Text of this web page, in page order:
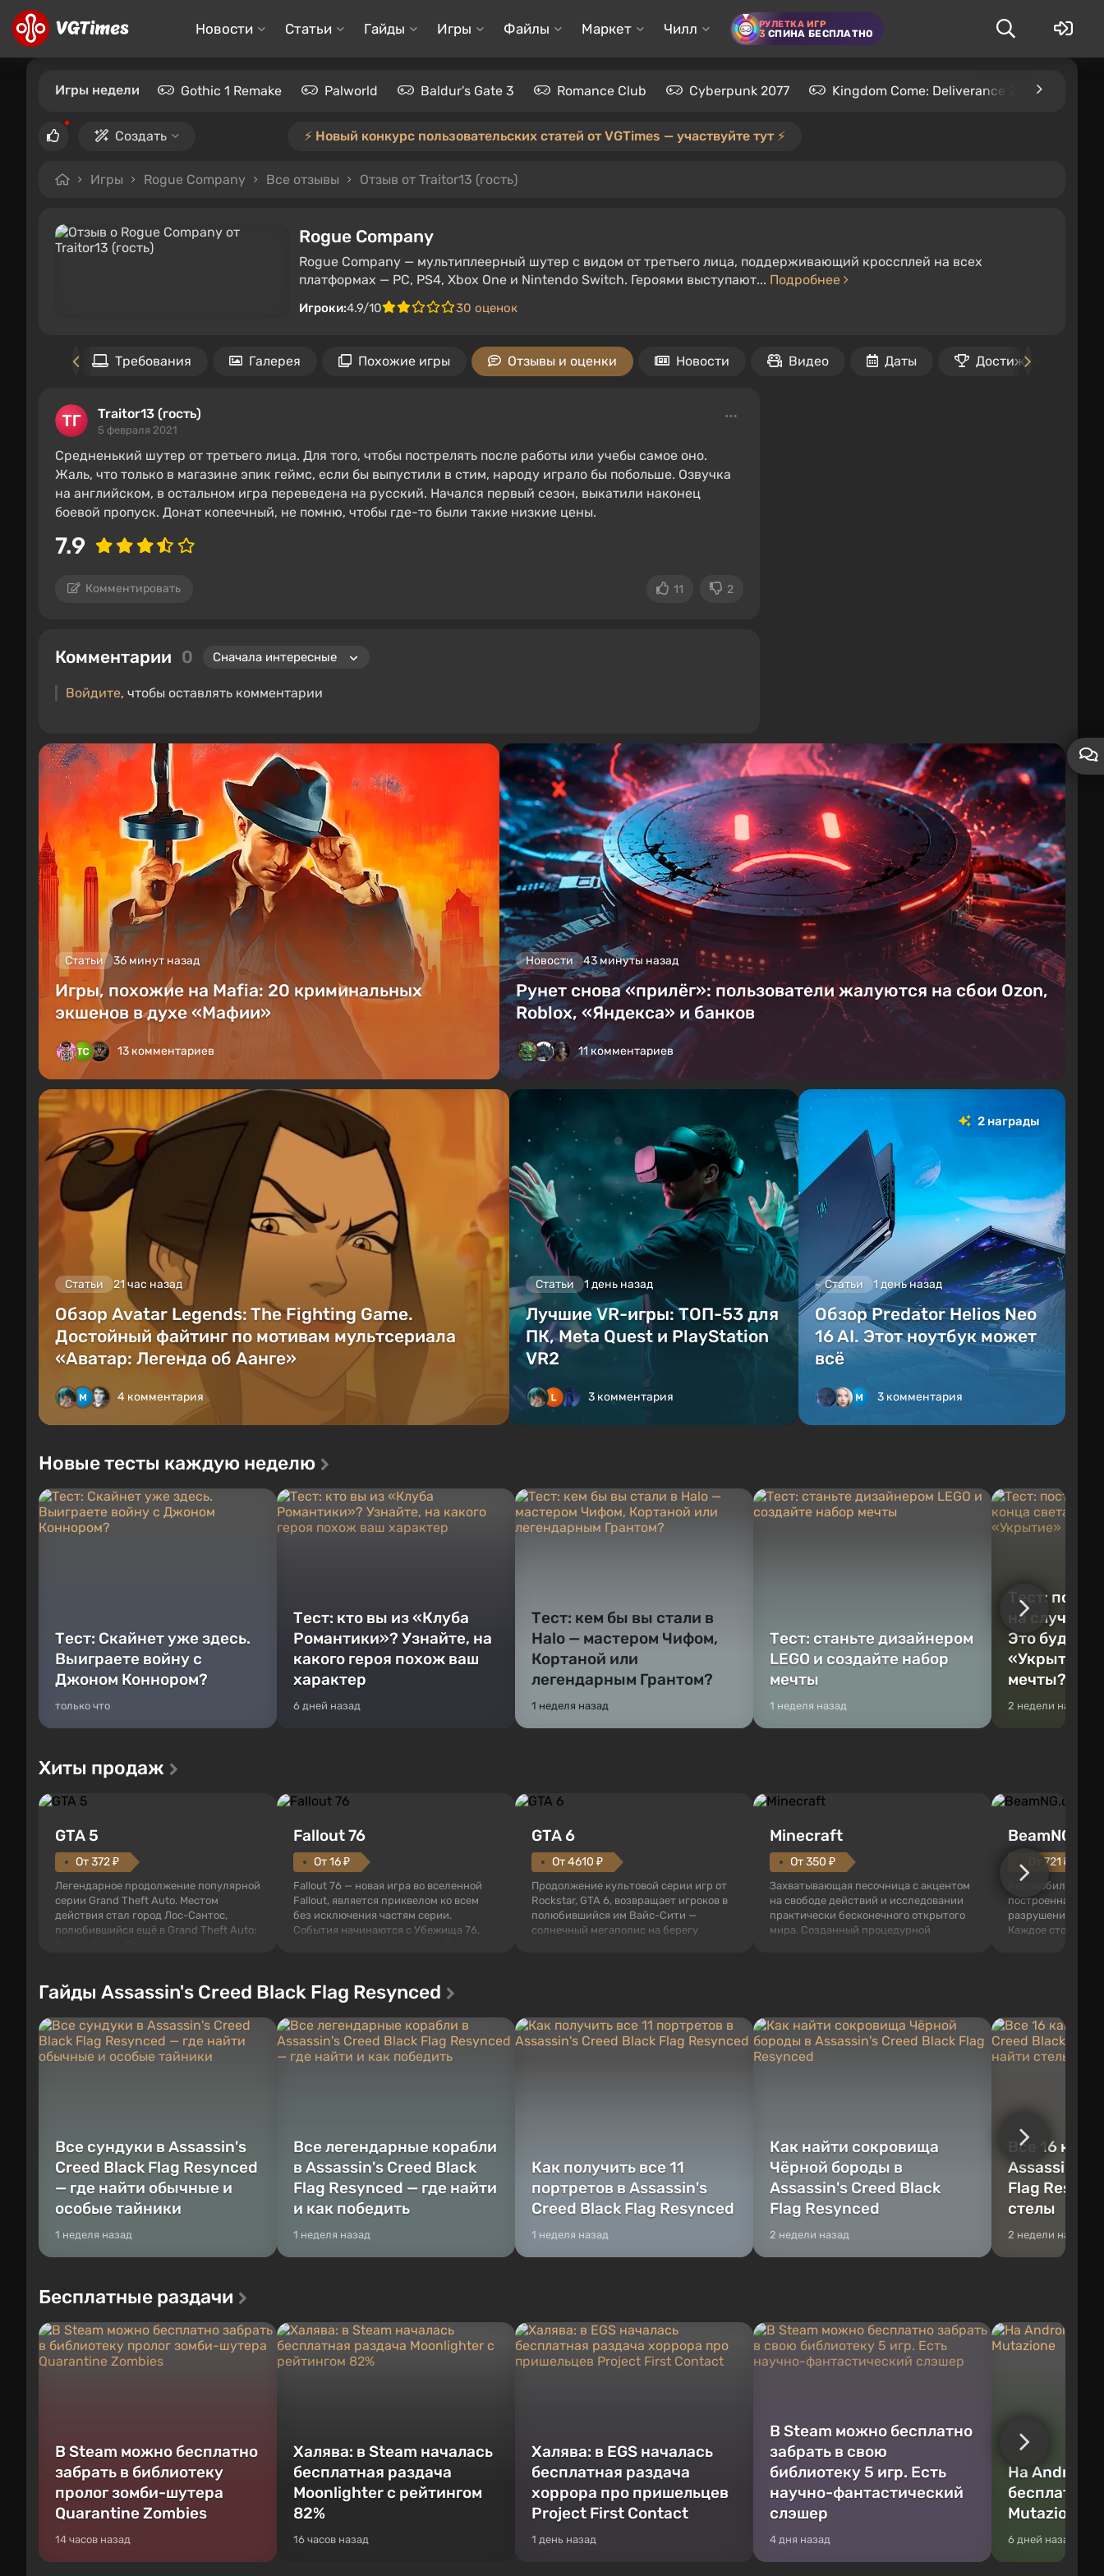
Новости Статьи Гайды Игры Файлы Маркет Чилл РУЛЕТКА ИГР
3 СПИНА БЕСПЛАТНО
Игры недели Gothic 1 Remake Palworld Baldur's Gate 3 Romance Club Cyberpunk 2077 Kingdom Come: Deliverance 2
Создать ⚡️ Новый конкурс пользовательских статей от VGTimes — участвуйте тут ⚡️
Игры Rogue Company Все отзывы Отзыв от Traitor13 (гость)
Rogue Company
Rogue Company — мультиплеерный шутер с видом от третьего лица, поддерживающий кроссплей на всех
платформах — PC, PS4, Xbox One и Nintendo Switch. Героями выступают... Подробнее
Игроки:4.9/10 30 оценок
Требования Галерея Похожие игры Отзывы и оценки Новости Видео Даты Достижения
Traitor13 (гость)
5 февраля 2021
Средненький шутер от третьего лица. Для того, чтобы пострелять после работы или учебы самое оно.
Жаль, что только в магазине эпик геймс, если бы выпустили в стим, народу играло бы побольше. Озвучка
на английском, в остальном игра переведена на русский. Начался первый сезон, выкатили наконец
боевой пропуск. Донат копеечный, не помню, чтобы где-то были такие низкие цены.
7.9
Комментировать 11 2
Комментарии 0
Войдите, чтобы оставлять комментарии
Статьи 36 минут назад
Игры, похожие на Mafia: 20 криминальных
экшенов в духе «Мафии»
13 комментариев
Новости 43 минуты назад
Рунет снова «прилёг»: пользователи жалуются на сбои Ozon,
Roblox, «Яндекса» и банков
11 комментариев
Статьи 21 час назад
Обзор Avatar Legends: The Fighting Game.
Достойный файтинг по мотивам мультсериала
«Аватар: Легенда об Аанге»
4 комментария
Статьи 1 день назад
Лучшие VR-игры: ТОП-53 для
ПК, Meta Quest и PlayStation
VR2
3 комментария
2 награды
Статьи 1 день назад
Обзор Predator Helios Neo
16 AI. Этот ноутбук может
всё
3 комментария
Новые тесты каждую неделю
Тест: Скайнет уже здесь.
Выиграете войну с
Джоном Коннором?
только что
Тест: кто вы из «Клуба
Романтики»? Узнайте, на
какого героя похож ваш
характер
6 дней назад
Тест: кем бы вы стали в
Halo — мастером Чифом,
Кортаной или
легендарным Грантом?
1 неделя назад
Тест: станьте дизайнером
LEGO и создайте набор
мечты
1 неделя назад
Тест:
на случай
Это будет
«Укрытие»
мечты?
2 недели назад
Хиты продаж
GTA 5
От 372 ₽
Легендарное продолжение популярной
серии Grand Theft Auto. Местом
действия стал город Лос-Сантос,
полюбившийся ещё в Grand Theft Auto:
которыми вы сможете переключаться в
любое время. Жанр и...
Fallout 76
От 16 ₽
Fallout 76 — новая игра во вселенной
Fallout, является приквелом ко всем
без исключения частям серии.
События начинаются с Убежища 76,
как на Америку упадут ядерные бомбы.
Место действия Fallout...
GTA 6
От 4610 ₽
Продолжение культовой серии игр от
Rockstar, GTA 6, возвращает игроков в
полюбившийся им Вайс-Сити —
солнечный мегаполис на берегу
неприятности. И...
Minecraft
От 350 ₽
Захватывающая песочница с акцентом
на свободе действий и исследовании
практически бесконечного открытого
мира. Созданный процедурной
Игроку дана по...
От 721 ₽
Автомобильная
построенная
разрушений и
Каждое
превращ...
Гайды Assassin's Creed Black Flag Resynced
Все сундуки в Assassin's
Creed Black Flag Resynced
— где найти обычные и
особые тайники
1 неделя назад
Все легендарные корабли
в Assassin's Creed Black
Flag Resynced — где найти
и как победить
1 неделя назад
Как получить все 11
портретов в Assassin's
Creed Black Flag Resynced
1 неделя назад
Как найти сокровища
Чёрной бороды в
Assassin's Creed Black
Flag Resynced
2 недели назад
Все 16
Assassin's
Flag
стелы
2 недели назад
Бесплатные раздачи
В Steam можно бесплатно
забрать в библиотеку
пролог зомби-шутера
Quarantine Zombies
14 часов назад
Халява: в Steam началась
бесплатная раздача
Moonlighter с рейтингом
82%
16 часов назад
Халява: в EGS началась
бесплатная раздача
хоррора про пришельцев
Project First Contact
1 день назад
В Steam можно бесплатно
забрать в свою
библиотеку 5 игр. Есть
научно-фантастический
слэшер
4 дня назад
На Android
бесплатно
Mutazione
6 дней назад